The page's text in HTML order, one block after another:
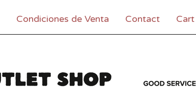
Condiciones de Venta Contact Cart